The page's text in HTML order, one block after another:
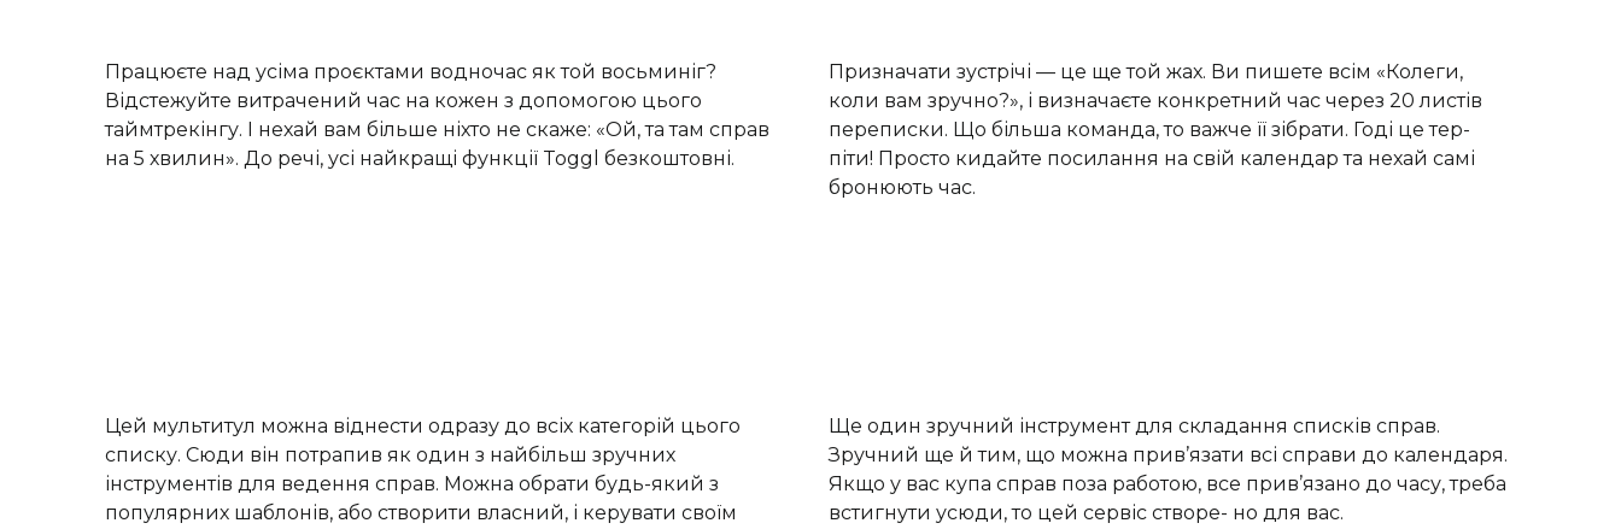
Працюєте над усіма проєктами водночас як той восьминіг?
Відстежуйте витрачений час на кожен з допомогою цього
таймтрекінгу. І нехай вам більше ніхто не скаже: «Ой, та там справ
на 5 хвилин». До речі, усі найкращі функції Toggl безкоштовні.
Призначати зустрічі — це ще той жах. Ви пишете всім «Колеги,
коли вам зручно?», і визначаєте конкретний час через 20 листів
переписки. Що більша команда, то важче її зібрати. Годі це тер-
піти! Просто кидайте посилання на свій календар та нехай самі
бронюють час.
Цей мультитул можна віднести одразу до всіх категорій цього
списку. Сюди він потрапив як один з найбільш зручних
інструментів для ведення справ. Можна обрати будь-який з
популярних шаблонів, або створити власний, і керувати своїм
Ще один зручний інструмент для складання списків справ.
Зручний ще й тим, що можна прив’язати всі справи до календаря.
Якщо у вас купа справ поза работою, все прив’язано до часу, треба
встигнути усюди, то цей сервіс створе- но для вас.